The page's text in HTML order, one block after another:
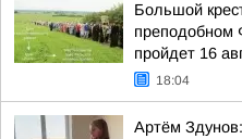
Большой
преподобном
пройдет 16
18:04
Артём